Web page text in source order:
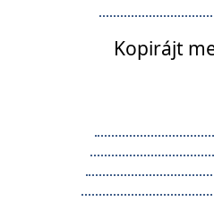
Kopirájt